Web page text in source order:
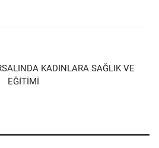
KADINLARA SAĞLIK VE
EĞİTİMİ